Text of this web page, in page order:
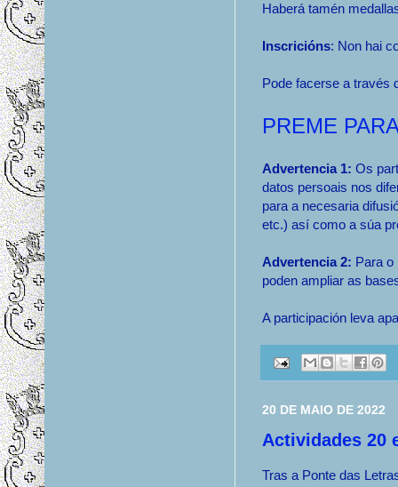
Haberá tamén
Inscricións: Non hai
Pode facerse a través
PREME
Advertencia 1: Os
datos persoais nos
para a necesaria
etc.) así como a súa
Advertencia 2: Para o
poden ampliar as
A participación leva
20 DE MAIO DE 2022
Actividades 20
Tras a Ponte das